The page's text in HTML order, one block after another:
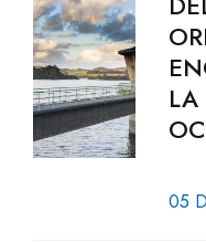
LA
05